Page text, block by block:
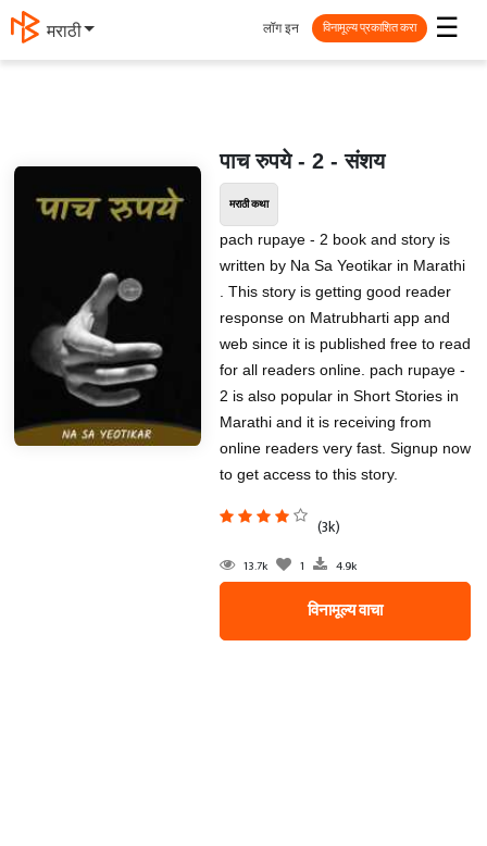
मराठी ☰
लॉग इन विनामूल्य प्रकाशित करा
पाच रुपये - 2 - संशय
मराठी कथा
pach rupaye - 2 book and story is
written by Na Sa Yeotikar in Marathi
. This story is getting good reader
response on Matrubharti app and
web since it is published free to read
for all readers online. pach rupaye -
2 is also popular in Short Stories in
Marathi and it is receiving from
online readers very fast. Signup now
to get access to this story.
(3k)
13.7k 1 4.9k
विनामूल्य वाचा